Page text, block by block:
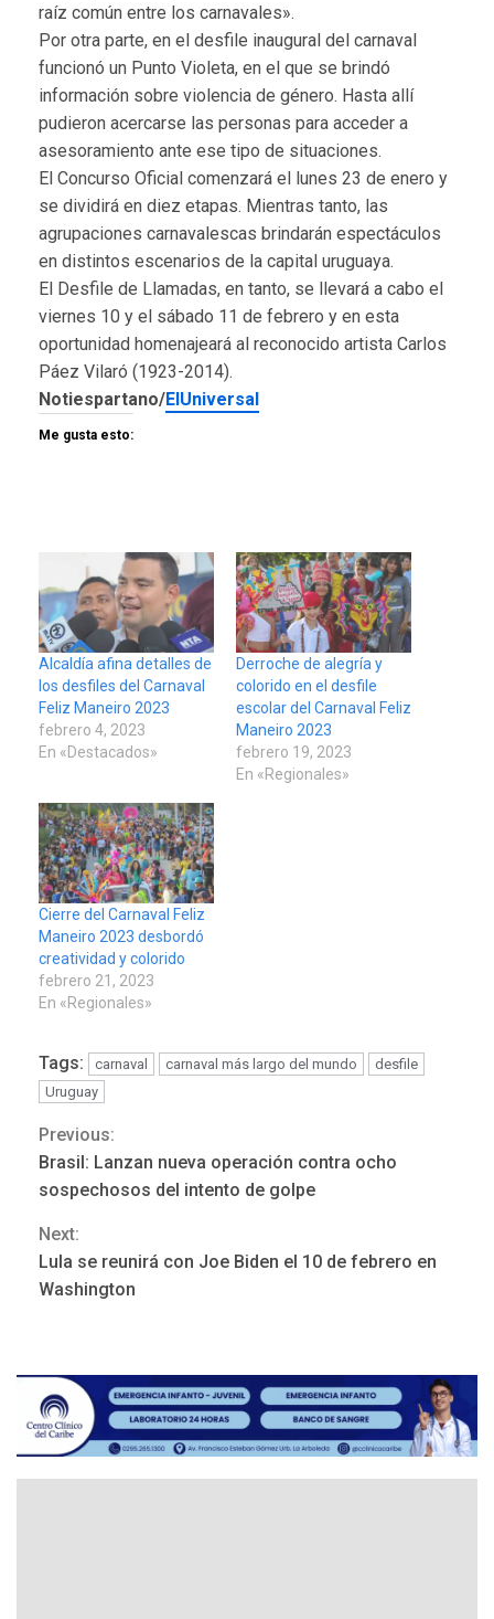
raíz común entre los carnavales».
Por otra parte, en el desfile inaugural del carnaval
funcionó un Punto Violeta, en el que se brindó
información sobre violencia de género. Hasta allí
pudieron acercarse las personas para acceder a
asesoramiento ante ese tipo de situaciones.
El Concurso Oficial comenzará el lunes 23 de enero y
se dividirá en diez etapas. Mientras tanto, las
agrupaciones carnavalescas brindarán espectáculos
en distintos escenarios de la capital uruguaya.
El Desfile de Llamadas, en tanto, se llevará a cabo el
viernes 10 y el sábado 11 de febrero y en esta
oportunidad homenajeará al reconocido artista Carlos
Páez Vilaró (1923-2014).
Notiespartano/ElUniversal
Me gusta esto:
Alcaldía afina detalles de
los desfiles del Carnaval
Feliz Maneiro 2023
febrero 4, 2023
En «Destacados»
Derroche de alegría y
colorido en el desfile
escolar del Carnaval Feliz
Maneiro 2023
febrero 19, 2023
En «Regionales»
Cierre del Carnaval Feliz
Maneiro 2023 desbordó
creatividad y colorido
febrero 21, 2023
En «Regionales»
Tags: carnaval carnaval más largo del mundo
desfile
Uruguay
Continue
Reading
Previous:
Brasil: Lanzan nueva operación contra ocho
sospechosos del intento de golpe
Next:
Lula se reunirá con Joe Biden el 10 de febrero en
Washington
3
POLÍTICA
TITULARES
ÚLTIMA HORA
diálogo en Venezuela
4
nueva mesa de diálogo
INTERNACIONALES ÚLTIMA HORA